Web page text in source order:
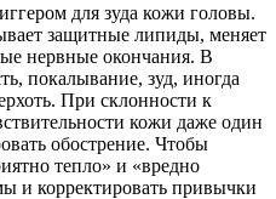
для зуда кожи головы.
защитные липиды, меняет
нервные окончания. В
покалывание, зуд, иногда
При склонности к
кожи даже один
обострение. Чтобы
тепло» и «вредно
и корректировать привычки